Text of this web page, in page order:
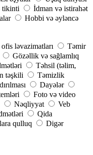
tikinti
İdman və istirahət
Hobbi və əyləncə
ləvazimatları
Təmir
Gözəllik və sağlamlıq
Təhsil (təlim,
təşkili
Təmizlik
Dayələr
Foto və video
Nəqliyyat
Veb
Qida
qulluq
Digər